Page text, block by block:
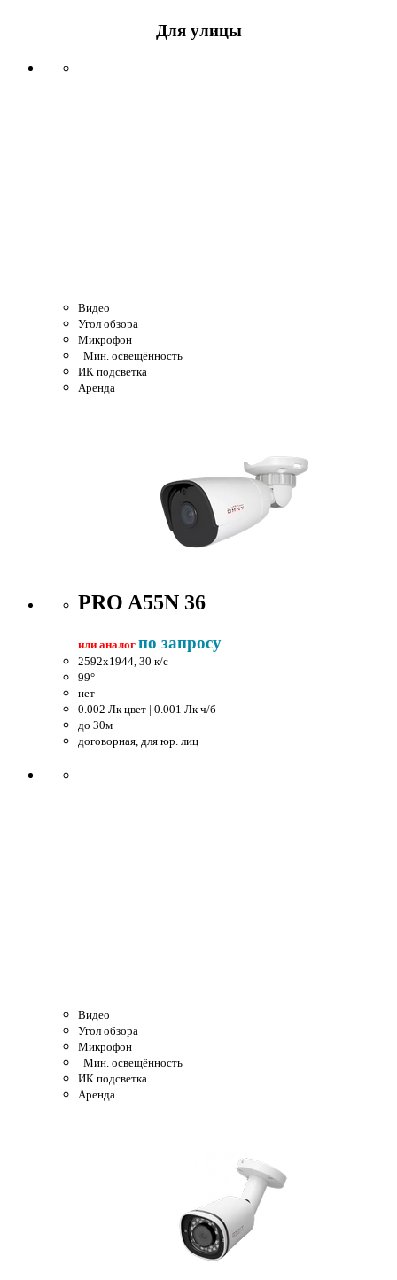
Для улицы
Видео
Угол обзора
Микрофон
Мин. освещённость
ИК подсветка
Аренда
PRO A55N 36
или аналог по запросу
2592x1944, 30 к/c
99°
нет
0.002 Лк цвет | 0.001 Лк ч/б
до 30м
договорная, для юр. лиц
Видео
Угол обзора
Микрофон
Мин. освещённость
ИК подсветка
Аренда